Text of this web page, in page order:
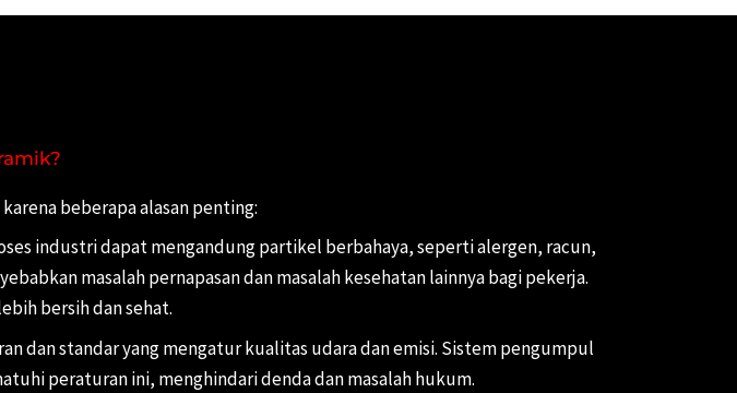
beberapa alasan penting:
industri dapat mengandung partikel berbahaya, seperti alergen, racun,
masalah pernapasan dan masalah kesehatan lainnya bagi pekerja.
bersih dan sehat.
dan standar yang mengatur kualitas udara dan emisi. Sistem pengumpul
peraturan ini, menghindari denda dan masalah hukum.